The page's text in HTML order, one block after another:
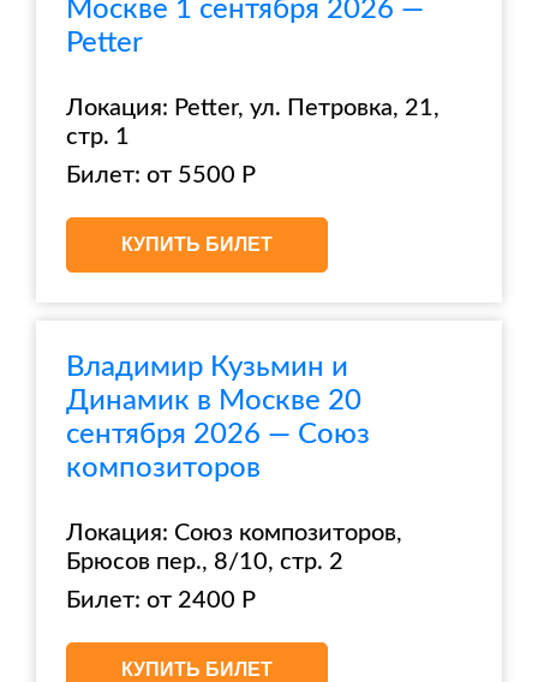
Москве 1 сентября 2026 —
Petter
Локация: Petter, ул. Петровка, 21,
стр. 1
Билет: от 5500 Р
КУПИТЬ БИЛЕТ
Владимир Кузьмин и
Динамик в Москве 20
сентября 2026 — Союз
композиторов
Локация: Союз композиторов,
Брюсов пер., 8/10, стр. 2
Билет: от 2400 Р
КУПИТЬ БИЛЕТ